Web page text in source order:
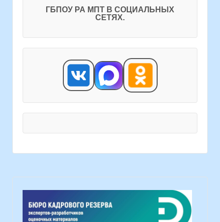
ГБПОУ РА МПТ В СОЦИАЛЬНЫХ
СЕТЯХ.